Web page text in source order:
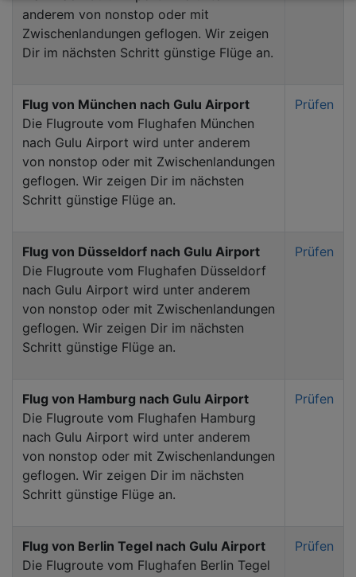
anderem von nonstop oder mit
Zwischenlandungen geflogen. Wir zeigen
Dir im nächsten Schritt günstige Flüge an.
Flug von München nach Gulu Airport
Die Flugroute vom Flughafen München
nach Gulu Airport wird unter anderem
von nonstop oder mit Zwischenlandungen
geflogen. Wir zeigen Dir im nächsten
Schritt günstige Flüge an.
Prüfen
Flug von Düsseldorf nach Gulu Airport
Die Flugroute vom Flughafen Düsseldorf
nach Gulu Airport wird unter anderem
von nonstop oder mit Zwischenlandungen
geflogen. Wir zeigen Dir im nächsten
Schritt günstige Flüge an.
Prüfen
Flug von Hamburg nach Gulu Airport
Die Flugroute vom Flughafen Hamburg
nach Gulu Airport wird unter anderem
von nonstop oder mit Zwischenlandungen
geflogen. Wir zeigen Dir im nächsten
Schritt günstige Flüge an.
Prüfen
Flug von Berlin Tegel nach Gulu Airport
Die Flugroute vom Flughafen Berlin Tegel
Prüfen